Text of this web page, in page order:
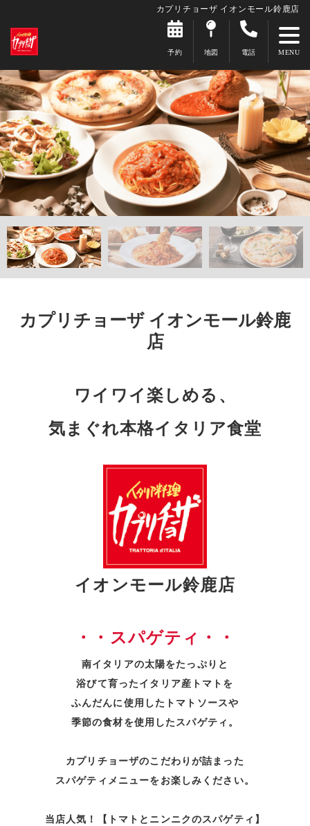
カプリチョーザ イオンモール鈴鹿店
予約 地図 電話
カプリチョーザ イオンモール鈴鹿
店
ワイワイ楽しめる、
気まぐれ本格イタリア食堂
イオンモール鈴鹿店
・・スパゲティ・・
南イタリアの太陽をたっぷりと
浴びて育ったイタリア産トマトを
ふんだんに使用したトマトソースや
季節の食材を使用したスパゲティ。
カプリチョーザのこだわりが詰まった
スパゲティメニューをお楽しみください。
当店人気！【トマトとニンニクのスパゲティ】